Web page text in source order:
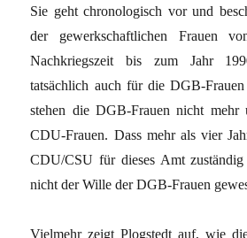
Sie geht chronologisch vor und
der gewerkschaftlichen Frauen
Nachkriegszeit bis zum Jahr
tatsächlich auch für die DGB-
stehen die DGB-Frauen nicht
CDU-Frauen. Dass mehr als vier
CDU/CSU für dieses Amt
nicht der Wille der DGB-Frauen
Vielmehr zeigt Plogstedt auf, wie